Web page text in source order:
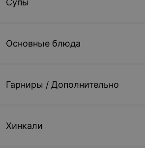
начинкой из
Супы
Основные блюда
Гарниры / Дополнительно
Хинкали